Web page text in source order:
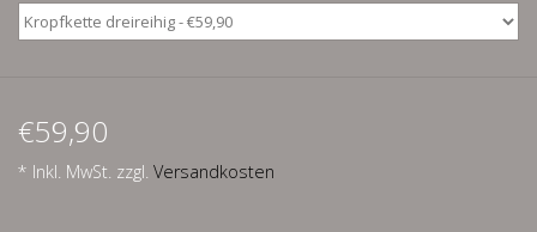
Schmuck aus goldenem Gras
€59,90
* Inkl. MwSt. zzgl. Versandkosten